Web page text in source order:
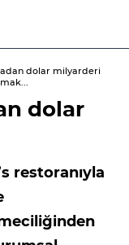
dolar milyarderi
dolar
restoranıyla